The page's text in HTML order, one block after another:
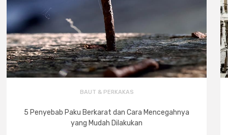
BAUT & PERKAKAS
5 Penyebab Paku Berkarat dan Cara Mencegahnya
yang Mudah Dilakukan